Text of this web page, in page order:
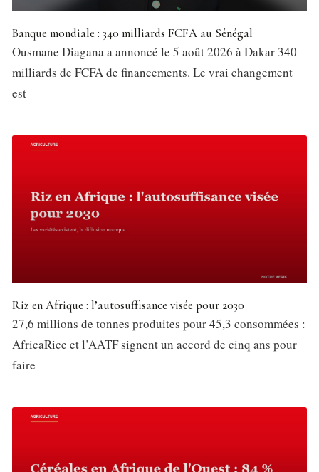
Banque mondiale : 340 milliards FCFA au Sénégal
Ousmane Diagana a annoncé le 5 août 2026 à Dakar 340
milliards de FCFA de financements. Le vrai changement
est
Riz en Afrique : l’autosuffisance visée pour 2030
27,6 millions de tonnes produites pour 45,3 consommées :
AfricaRice et l’AATF signent un accord de cinq ans pour
faire